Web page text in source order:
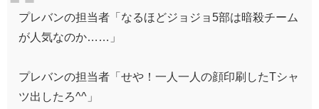
プレバンの担当者「なるほどジョジョ5部は暗殺チーム
が人気なのか……」
プレバンの担当者「せや！一人一人の顔印刷したTシャ
ツ出したろ^^」